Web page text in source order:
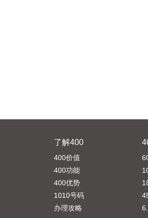
了解400
400价值
400功能
400优势
1010号码
办理攻略